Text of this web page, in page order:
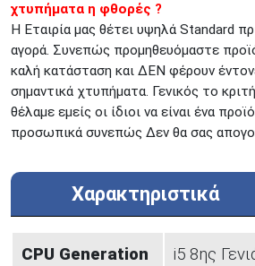
χτυπήματα η φθορές ?
Η Εταιρία μας θέτει υψηλά Standard
αγορά. Συνεπώς προμηθευόμαστε
καλή κατάσταση και ΔΕΝ φέρουν
σημαντικά χτυπήματα. Γενικός το
θέλαμε εμείς οι ίδιοι να είναι ένα
προσωπικά συνεπώς Δεν θα σας
Χαρακτηριστικά
CPU Generation i5 8ης